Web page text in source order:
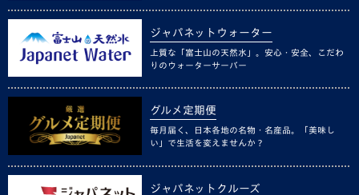
ジャパネットウォーター
上質な「富士山の天然水」。安心・安全、こだわ
りのウォーターサーバー
グルメ定期便
毎月届く、日本各地の名物・名産品。「美味し
い」で生活を変えませんか？
ジャパネットクルーズ